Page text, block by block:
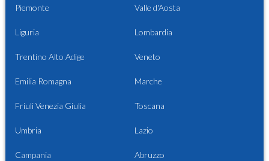
Piemonte Valle d'Aosta
Liguria Lombardia
Trentino Alto Adige Veneto
Emilia Romagna Marche
Friuli Venezia Giulia Toscana
Umbria Lazio
Campania Abruzzo